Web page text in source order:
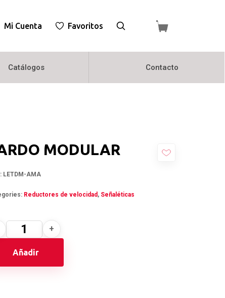
Mi Cuenta Favoritos
Catálogos Contacto
MODULAR
LETDM-AMA
Reductores de velocidad, Señaléticas
Añadir